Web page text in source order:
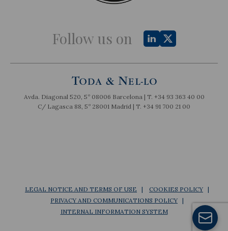
Follow us on
Avda. Diagonal 520, 5º 08006 Barcelona | T. +34 93 363 40 00
C/ Lagasca 88, 5º 28001 Madrid | T. +34 91 700 21 00
LEGAL NOTICE AND TERMS OF USE
COOKIES POLICY
PRIVACY AND COMMUNICATIONS POLICY
INTERNAL INFORMATION SYSTEM